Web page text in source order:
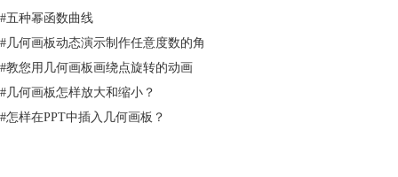
方法3
：对参数进行“动画”和“移动”。选定参数后，“编辑”—“操作类按
击“确定”后，在工作区中出现一个“动画参数”按钮，单击此按钮参数按设
置进行变化。这里的“范围”只是动画参数时的范围，使用其它方式改变参
数大小，参数大小不受这个“范围”限定。
#五种幂函数曲线
#几何画板动态演示制作任意度数的角
#教您用几何画板画绕点旋转的动画
#几何画板怎样放大和缩小？
#怎样在PPT中插入几何画板？